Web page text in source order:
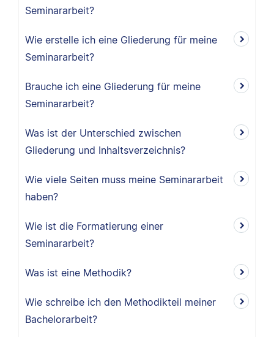
Seminararbeit?
Wie erstelle ich eine Gliederung für meine
Seminararbeit?
Brauche ich eine Gliederung für meine
Seminararbeit?
Was ist der Unterschied zwischen
Gliederung und Inhaltsverzeichnis?
Wie viele Seiten muss meine Seminararbeit
haben?
Wie ist die Formatierung einer
Seminararbeit?
Was ist eine Methodik?
Wie schreibe ich den Methodikteil meiner
Bachelorarbeit?